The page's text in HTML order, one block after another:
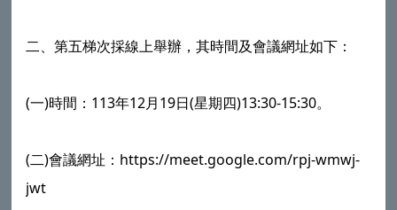
二、第五梯次採線上舉辦，其時間及會議網址如下：
(一)時間：113年12月19日(星期四)13:30-15:30。
(二)會議網址：https://meet.google.com/rpj-wmwj-
jwt